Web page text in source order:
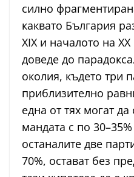
силно
каквато България
XIX и началото на
доведе до
околия, където три
приблизително
една от тях могат
мандата с по
останалите две
70%, остават без